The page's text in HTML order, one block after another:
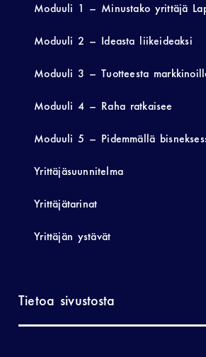
Moduuli 1 – Minustako yrittäjä
Moduuli 2 – Ideasta liikeideaksi
Moduuli 3 – Tuotteesta
Moduuli 4 – Raha ratkaisee
Moduuli 5 – Pidemmällä
Yrittäjäsuunnitelma
Yrittäjätarinat
Yrittäjän ystävät
Tietoa sivustosta